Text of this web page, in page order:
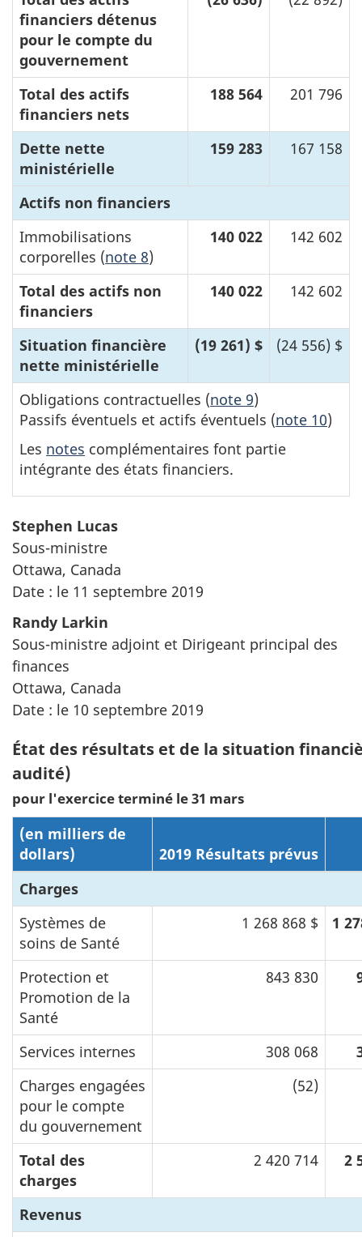
financiers détenus
pour le compte du
gouvernement
Total des actifs
financiers nets
188 564 201 796
Dette nette
ministérielle
159 283 167 158
Actifs non financiers
Immobilisations
corporelles (note 8)
140 022 142 602
Total des actifs non
financiers
140 022 142 602
Situation financière
nette ministérielle
(19 261) $ (24 556) $
Obligations contractuelles (note 9)
Passifs éventuels et actifs éventuels (note 10)
Les notes complémentaires font partie
intégrante des états financiers.
Stephen Lucas
Sous-ministre
Ottawa, Canada
Date : le 11 septembre 2019
Randy Larkin
Sous-ministre adjoint et Dirigeant principal des
finances
Ottawa, Canada
Date : le 10 septembre 2019
État des résultats et de la situation
audité)
pour l'exercice terminé le 31 mars
(en milliers de
dollars)
2019 Résultats prévus
Charges
Systèmes de
soins de Santé
1 268 868 $ 1
Protection et
Promotion de la
Santé
843 830
Services internes 308 068
Charges engagées
pour le compte
du gouvernement
(52)
Total des
charges
2 420 714 2
Revenus